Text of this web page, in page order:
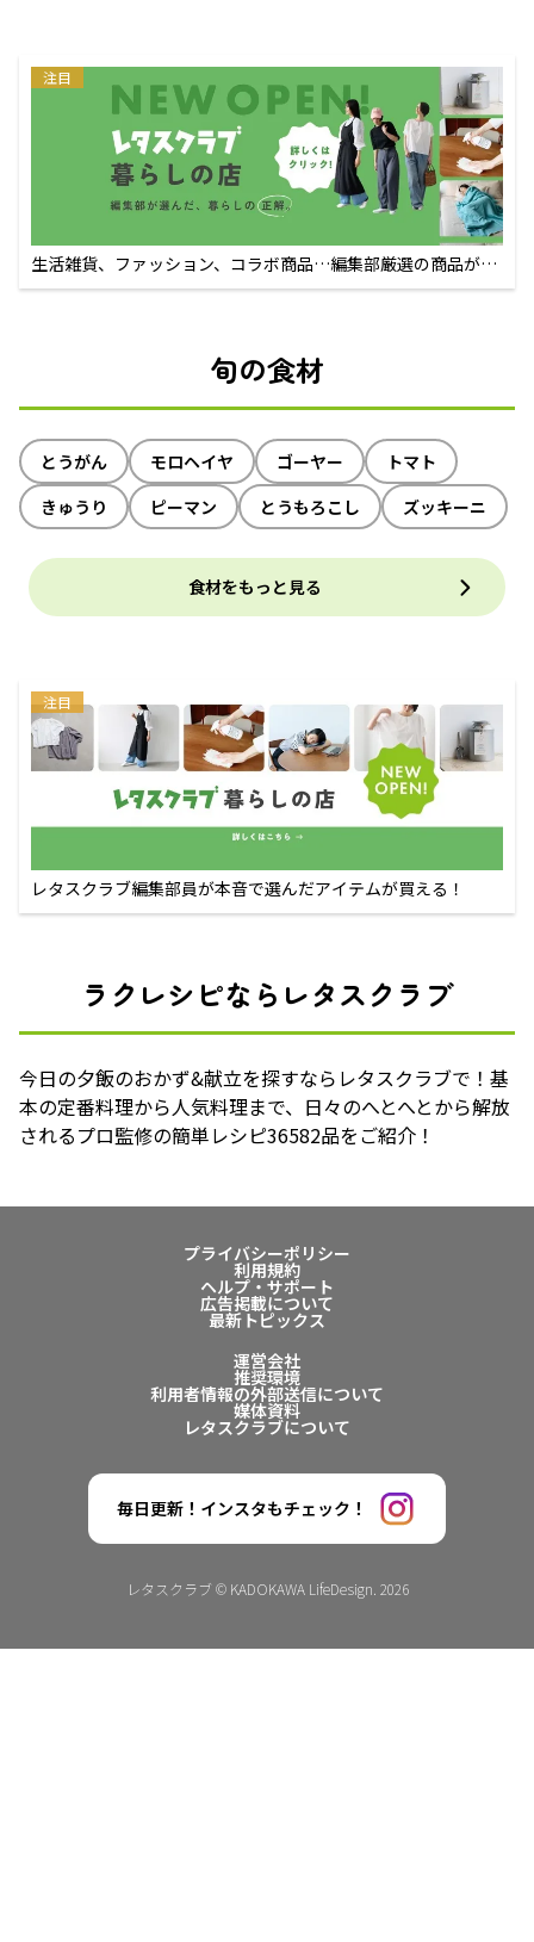
注目
生活雑貨、ファッション、コラボ商品…編集部厳選の商品が買
えるECサイト
旬の食材
とうがん モロヘイヤ ゴーヤー
トマト
きゅうり
ピーマン とうもろこし ズッキーニ
食材をもっと見る
注目
レタスクラブ編集部員が本音で選んだアイテムが買える！
ラクレシピならレタスクラブ
今日の夕飯のおかず&献立を探すならレタスクラブで！基
本の定番料理から人気料理まで、日々のへとへとから解放
されるプロ監修の簡単レシピ36582品をご紹介！
プライバシーポリシー
利用規約
ヘルプ・サポート
広告掲載について
最新トピックス
運営会社
推奨環境
利用者情報の外部送信について
媒体資料
レタスクラブについて
毎日更新！インスタもチェック！
レタスクラブ © KADOKAWA LifeDesign. 2026